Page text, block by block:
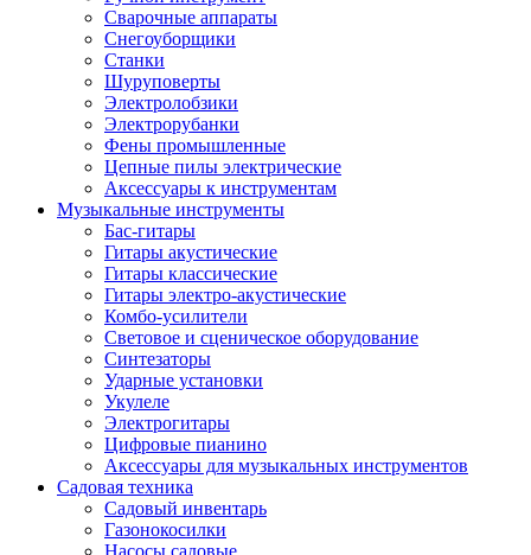
Сварочные аппараты
Снегоуборщики
Станки
Шуруповерты
Электролобзики
Электрорубанки
Фены промышленные
Цепные пилы электрические
Аксессуары к инструментам
Музыкальные инструменты
Бас-гитары
Гитары акустические
Гитары классические
Гитары электро-акустические
Комбо-усилители
Световое и сценическое оборудование
Синтезаторы
Ударные установки
Укулеле
Электрогитары
Цифровые пианино
Аксессуары для музыкальных инструментов
Садовая техника
Садовый инвентарь
Газонокосилки
Насосы садовые